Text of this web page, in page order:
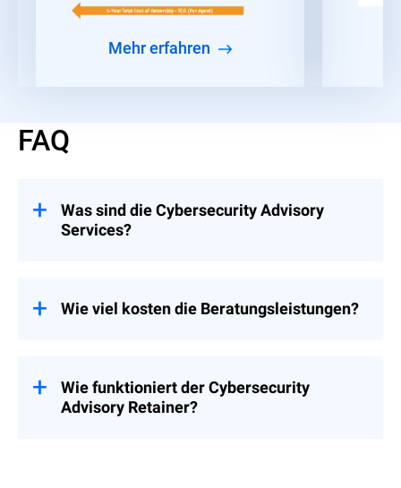
Mehr erfahren
FAQ
Was sind die Cybersecurity Advisory
Services?
Maßnahmen in den Bereichen Strategie
und Führung, Risiko und Compliance sowie
Wie viel kosten die Beratungsleistungen?
zugeschnitten – kontaktieren Sie uns für
ein individuelles Angebot.
Wie funktioniert der Cybersecurity
Advisory Retainer?